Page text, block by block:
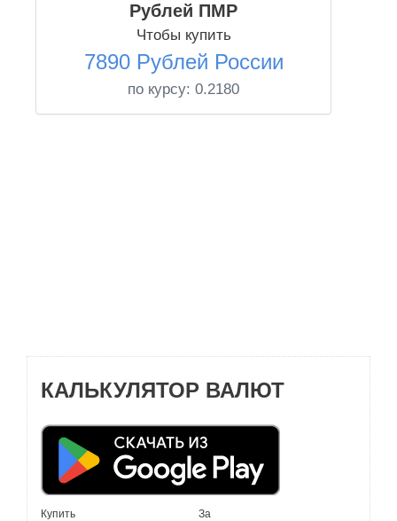
Рублей ПМР
Чтобы купить
7890 Рублей России
по курсу: 0.2180
КАЛЬКУЛЯТОР ВАЛЮТ
Купить За